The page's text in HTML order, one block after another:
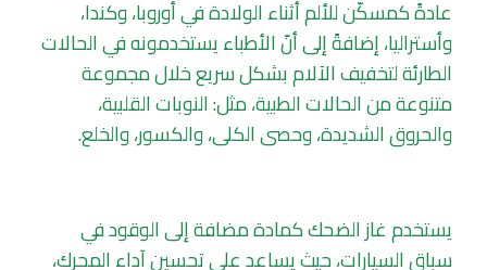
عادةً كمسكّن للألم أثناء الولادة في أوروبا، وكندا،
وأستراليا، إضافةً إلى أنّ الأطباء يستخدمونه في الحالات
الطارئة لتخفيف الآلام بشكل سريع خلال مجموعة
متنوعة من الحالات الطبية، مثل: النوبات القلبية،
والحروق الشديدة، وحصى الكلى، والكسور، والخلع.
يستخدم غاز الضحك كمادة مضافة إلى الوقود في
سباق السيارات، حيث يساعد على تحسين آداء المحرك،